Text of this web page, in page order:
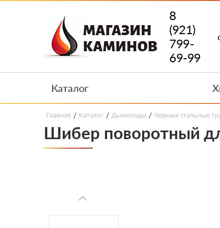
8
(921)
799-
69-99
Каталог
Главная / Каталог / Дымоходы / Черные стальные
Шибер поворотный